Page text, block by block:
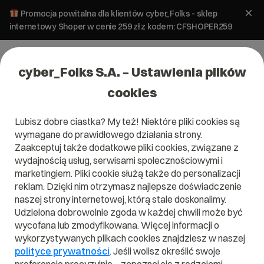
Promocja powitalna dla klientów cyber_Folks - sklep
internetowy Shoper w cenie 259 zł z kodem: CFSHOPER259
Czym jest Black Hat SEO?
Przeczytaj czym jestBlack Hat SEOw naszym słowniku.
Pomoże Ci to lepiej zrozumieć, czym dokładnie jestBlack
cyber_Folks S.A. – Ustawienia plików
cookies
Lubisz dobre ciastka? My też! Niektóre pliki cookies są
wymagane do prawidłowego działania strony.
Zaakceptuj także dodatkowe pliki cookies, związane z
wydajnością usług, serwisami społecznościowymi i
marketingiem. Pliki cookie służą także do personalizacji
reklam. Dzięki nim otrzymasz najlepsze doświadczenie
naszej strony internetowej, którą stale doskonalimy.
Udzielona dobrowolnie zgoda w każdej chwili może być
wycofana lub zmodyfikowana. Więcej informacji o
wykorzystywanych plikach cookies znajdziesz w naszej
polityce prywatności. Jeśli wolisz określić swoje